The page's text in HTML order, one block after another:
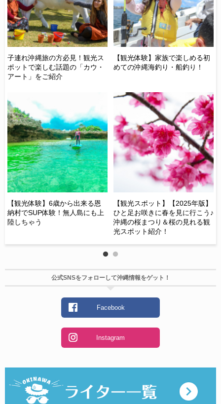
子連れ沖縄旅の方必見！観光ス
ポットで楽しむ話題の「カウ・
アート」をご紹介
【観光体験】家族で楽しめる初
めての沖縄海釣り・船釣り！
【観光体験】6歳から出来る恩
納村でSUP体験！無人島にも上
陸しちゃう
【観光スポット】【2025年版】
ひと足お咲きに春を見に行こう♪
沖縄の桜まつり＆桜の見れる観
光スポット紹介！
公式SNSをフォローして沖縄情報をゲット！
Facebook
Instagram